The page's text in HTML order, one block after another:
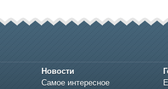
Новости
Самое интересное